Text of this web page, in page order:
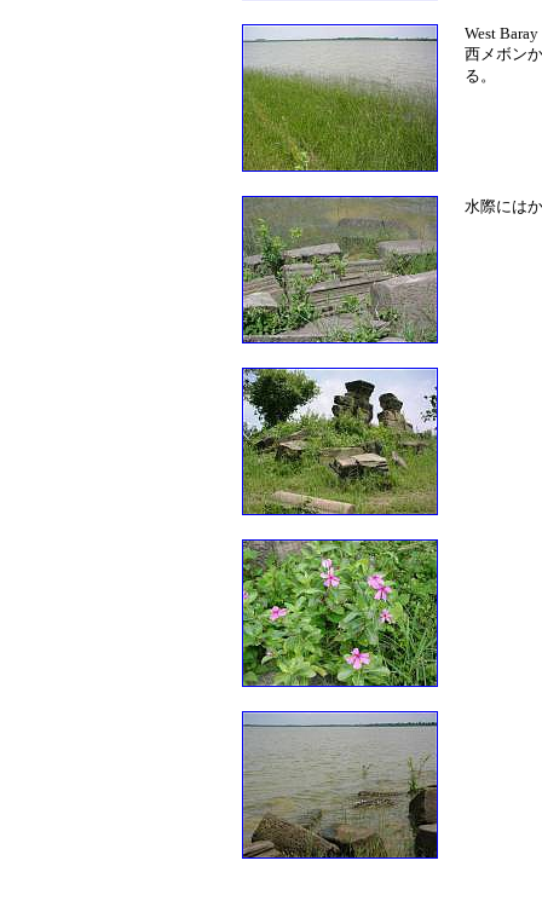
West
西メボン
る。
水際には